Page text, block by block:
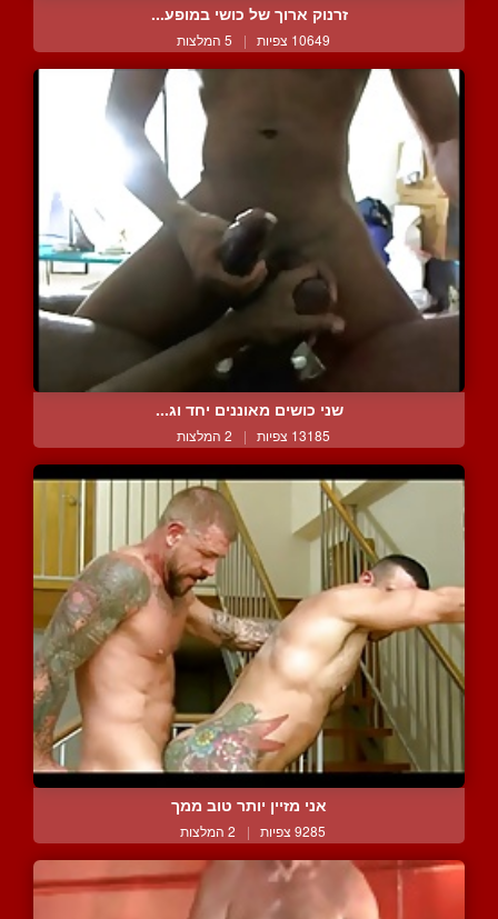
זרנוק ארוך של כושי במופע...
10649 צפיות | 5 המלצות
שני כושים מאוננים יחד וג...
13185 צפיות | 2 המלצות
אני מזיין יותר טוב ממך
9285 צפיות | 2 המלצות